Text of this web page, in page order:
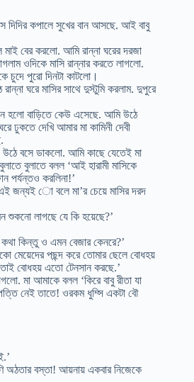
দিদির কপালে সুখের বান আসছে. আই বাবু
মাই বের করলো. আমি রান্না ঘরের দরজা
ওদিকে মাসি রান্নার করতে লাগলো.
চুদে পুরো দিনটা কাটলো।
ঘরে মাসির সাথে দুস্টুমি করলাম. দুপুরে
হলো বাড়িতে কেউ এসেছে. আমি উঠে
ঢুকতে দেখি আমার মা কামিনী দেবী
উঠে বসে ডাকলো. আমি কাছে যেতেই মা
বুলাতে বলল ‘আই হারামী মাসিকে
পর্যন্তও করলিনা!’
জন্যই ো বলে মা’র চেয়ে মাসির দরদ
শুকনো লাগছে যে কি হয়েছে?’
কিন্তু ও এমন বেজার কেনরে?’
মেয়েদের পছন্দ করে তোমার ছেলে বোধহয়
বোধহয় এতো টেনসান করছে.’
মা আমাকে বলল ‘কিরে বাবু রীতা যা
নেই তাতে! ওরকম ধুম্সি একটা বৌ
অঠতার বস্তা! আয়নায় একবার নিজেকে